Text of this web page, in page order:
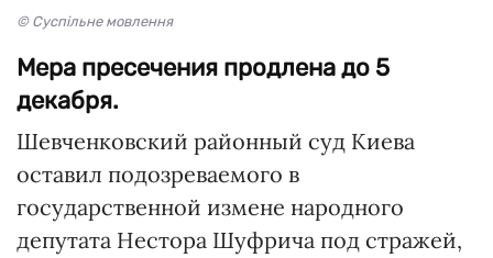
© Суспільне мовлення
Мера пресечения продлена до 5
декабря.
Шевченковский районный суд Киева
оставил подозреваемого в
государственной измене народного
депутата Нестора Шуфрича под стражей,